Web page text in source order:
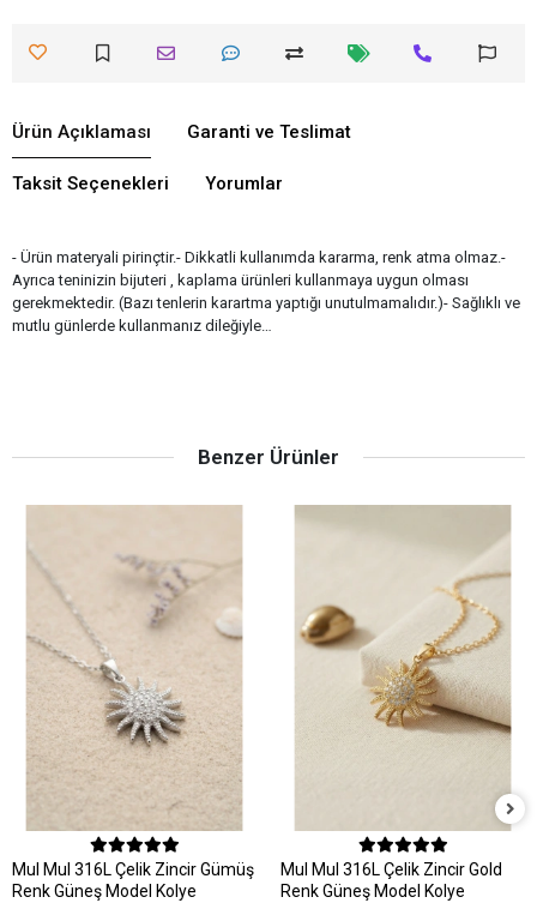
Ürün Açıklaması Garanti ve Teslimat
Taksit Seçenekleri Yorumlar
- Ürün materyali pirinçtir.- Dikkatli kullanımda kararma, renk atma olmaz.-
Ayrıca teninizin bijuteri , kaplama ürünleri kullanmaya uygun olması
gerekmektedir. (Bazı tenlerin karartma yaptığı unutulmamalıdır.)- Sağlıklı ve
mutlu günlerde kullanmanız dileğiyle…
Benzer Ürünler
MuI MuI 316L Çelik Zincir Gümüş
Renk Güneş Model Kolye
MuI MuI 316L Çelik Zincir Gold
Renk Güneş Model Kolye